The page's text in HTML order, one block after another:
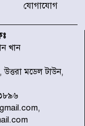
নেমপ্লেট
মিয়া ব্যাপারীর
বজ্রবৃষ্টির
দুর্ঘটনায় নিহত
যোগাযোগ
খান
মডেল টাউন,